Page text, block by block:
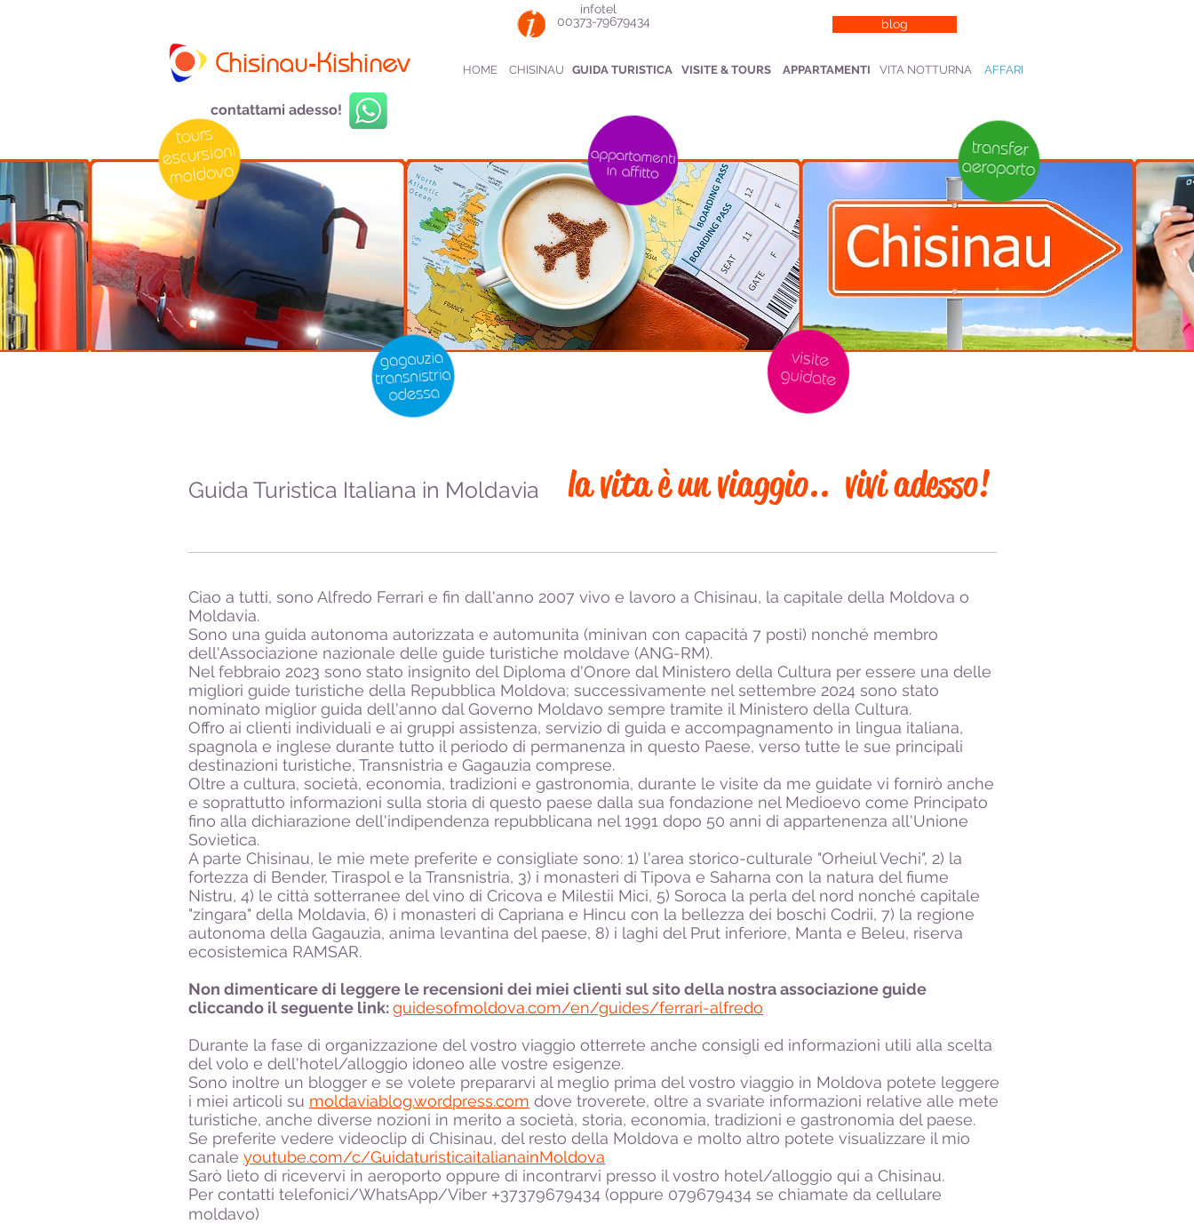
Chisinau-Kishinev
infotel
00373-79679434
blog
contattami adesso!
HOME CHISINAU GUIDA TURISTICA VISITE & TOURS APPARTAMENTI VITA NOTTURNA AFFARI
Guida Turistica Italiana in Moldavia la vita è un viaggio.. vivi adesso!
Ciao a tutti, sono Alfredo Ferrari e fin dall'anno 2007 vivo e lavoro a Chisinau, la capitale della Moldova o
Moldavia.
Sono una guida autonoma autorizzata e automunita (minivan con capacità 7 posti) nonché membro
dell'Associazione nazionale delle guide turistiche moldave (ANG-RM).
Nel febbraio 2023 sono stato insignito del Diploma d'Onore dal Ministero della Cultura per essere una delle
migliori guide turistiche della Repubblica Moldova; successivamente nel settembre 2024 sono stato
nominato miglior guida dell'anno dal Governo Moldavo sempre tramite il Ministero della Cultura.
Offro ai clienti individuali e ai gruppi assistenza, servizio di guida e accompagnamento in lingua italiana,
spagnola e inglese durante tutto il periodo di permanenza in questo Paese, verso tutte le sue principali
destinazioni turistiche, Transnistria e Gagauzia comprese.
Oltre a cultura, società, economia, tradizioni e gastronomia, durante le visite da me guidate vi fornirò anche
e soprattutto informazioni sulla storia di questo paese dalla sua fondazione nel Medioevo come Principato
fino alla dichiarazione dell'indipendenza repubblicana nel 1991 dopo 50 anni di appartenenza all'Unione
Sovietica.
A parte Chisinau, le mie mete preferite e consigliate sono: 1) l'area storico-culturale "Orheiul Vechi", 2) la
fortezza di Bender, Tiraspol e la Transnistria, 3) i monasteri di Tipova e Saharna con la natura del fiume
Nistru, 4) le città sotterranee del vino di Cricova e Milestii Mici, 5) Soroca la perla del nord nonché capitale
"zingara" della Moldavia, 6) i monasteri di Capriana e Hincu con la bellezza dei boschi Codrii, 7) la regione
autonoma della Gagauzia, anima levantina del paese, 8) i laghi del Prut inferiore, Manta e Beleu, riserva
ecosistemica RAMSAR.
Non dimenticare di leggere le recensioni dei miei clienti sul sito della nostra associazione guide
cliccando il seguente link:guidesofmoldova.com/en/guides/ferrari-alfredo
Durante la fase di organizzazione del vostro viaggio otterrete anche consigli ed informazioni utili alla scelta
del volo e dell'hotel/alloggio idoneo alle vostre esigenze.
Sono inoltre un blogger e se volete prepararvi al meglio prima del vostro viaggio in Moldova potete leggere
i miei articoli su moldaviablog.wordpress.com dove troverete, oltre a svariate informazioni relative alle mete
turistiche, anche diverse nozioni in merito a società, storia, economia, tradizioni e gastronomia del paese.
Se preferite vedere videoclip di Chisinau, del resto della Moldova e molto altro potete visualizzare il mio
canale youtube.com/c/GuidaturisticaitalianainMoldova
Sarò lieto di ricevervi in aeroporto oppure di incontrarvi presso il vostro hotel/alloggio qui a Chisinau.
Per contatti telefonici/WhatsApp/Viber +37379679434 (oppure 079679434 se chiamate da cellulare
moldavo)